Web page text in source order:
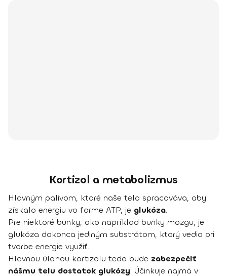
Kortizol a metabolizmus
Hlavným palivom, ktoré naše telo spracováva, aby
získalo energiu vo forme ATP, je glukóza.
Pre niektoré bunky, ako napríklad bunky mozgu, je
glukóza dokonca jediným substrátom, ktorý vedia pri
tvorbe energie využiť.
Hlavnou úlohou kortizolu teda bude zabezpečiť
nášmu telu dostatok glukózy. Účinkuje najmä v